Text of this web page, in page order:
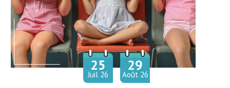
25
Juil let
26
29
Août 26